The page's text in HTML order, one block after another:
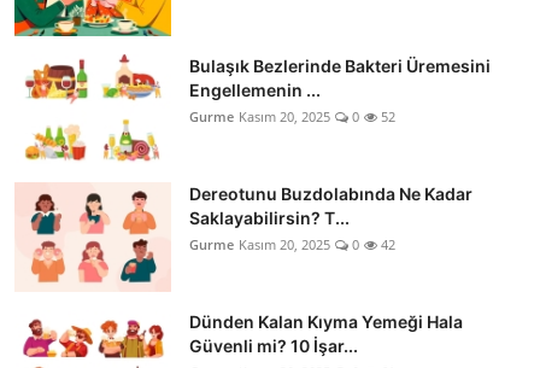
Bulaşık Bezlerinde Bakteri Üremesini
Engellemenin ...
Gurme Kasım 20, 2025 0 52
Dereotunu Buzdolabında Ne Kadar
Saklayabilirsin? T...
Gurme Kasım 20, 2025 0 42
Dünden Kalan Kıyma Yemeği Hala
Güvenli mi? 10 İşar...